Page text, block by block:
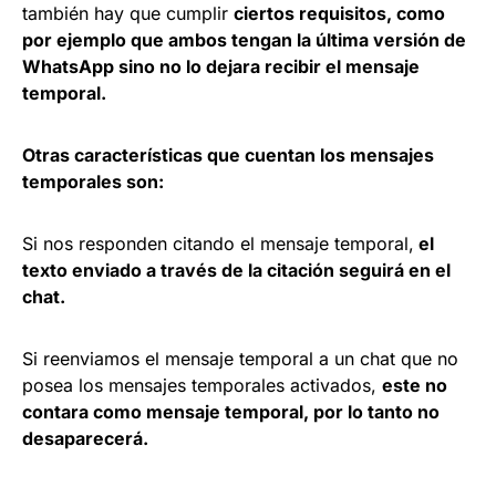
también hay que cumplir ciertos requisitos, como
por ejemplo que ambos tengan la última versión de
WhatsApp sino no lo dejara recibir el mensaje
temporal.
Otras características que cuentan los mensajes
temporales son:
Si nos responden citando el mensaje temporal, el
texto enviado a través de la citación seguirá en el
chat.
Si reenviamos el mensaje temporal a un chat que no
posea los mensajes temporales activados, este no
contara como mensaje temporal, por lo tanto no
desaparecerá.